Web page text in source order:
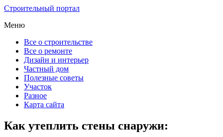
Строительный портал
Меню
Все о строительстве
Все о ремонте
Дизайн и интерьер
Частный дом
Полезные советы
Участок
Разное
Карта сайта
Как утеплить стены снаружи: